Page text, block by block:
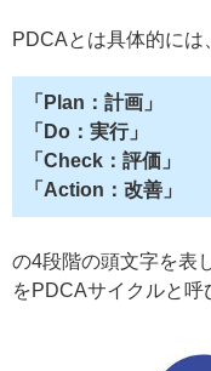
PDCAとは具体的には
「Plan：計画」
「Do：実行」
「Check：評価」
「Action：改善」
の4段階の頭文字を表
をPDCAサイクルと呼